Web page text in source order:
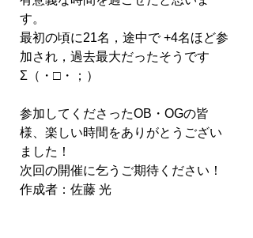
す。
最初の頃に21名，途中で +4名ほど参
加され，過去最大だったそうです
Σ（・□・；）
参加してくださったOB・OGの皆
様、楽しい時間をありがとうござい
ました！
次回の開催に乞うご期待ください！
作成者：佐藤 光